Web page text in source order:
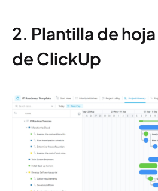
2. Plantilla de
de ClickUp